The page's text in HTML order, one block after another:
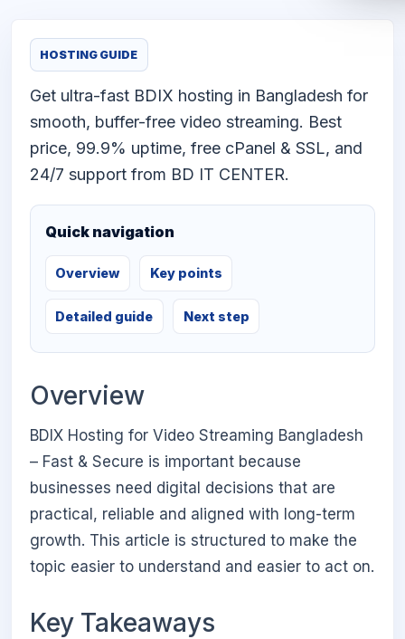
HOSTING GUIDE
Get ultra-fast BDIX hosting in Bangladesh for
smooth, buffer-free video streaming. Best
price, 99.9% uptime, free cPanel & SSL, and
24/7 support from BD IT CENTER.
Quick navigation
Overview Key points
Detailed guide Next step
Overview
BDIX Hosting for Video Streaming Bangladesh
– Fast & Secure is important because
businesses need digital decisions that are
practical, reliable and aligned with long-term
growth. This article is structured to make the
topic easier to understand and easier to act on.
Key Takeaways